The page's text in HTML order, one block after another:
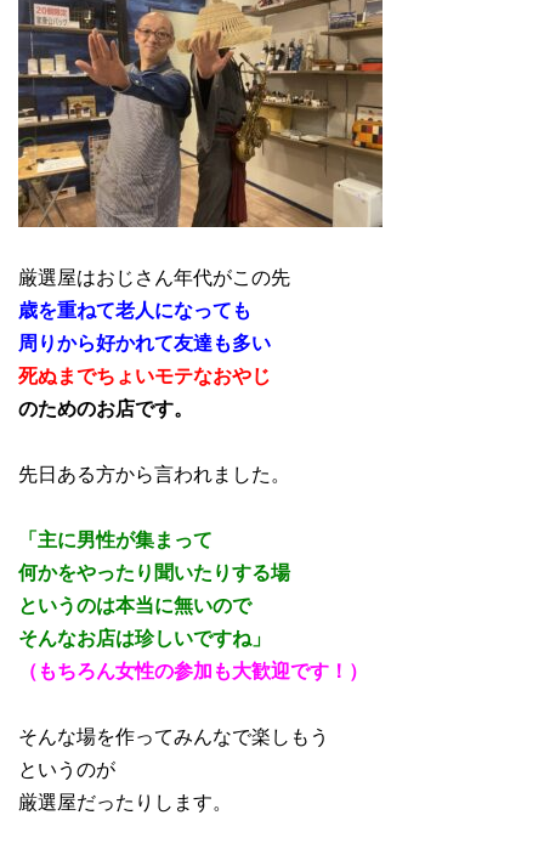
厳選屋はおじさん年代がこの先
歳を重ねて老人になっても
周りから好かれて友達も多い
死ぬまでちょいモテなおやじ
のためのお店です。
先日ある方から言われました。
「主に男性が集まって
何かをやったり聞いたりする場
というのは本当に無いので
そんなお店は珍しいですね」
（もちろん女性の参加も大歓迎です！）
そんな場を作ってみんなで楽しもう
というのが
厳選屋だったりします。